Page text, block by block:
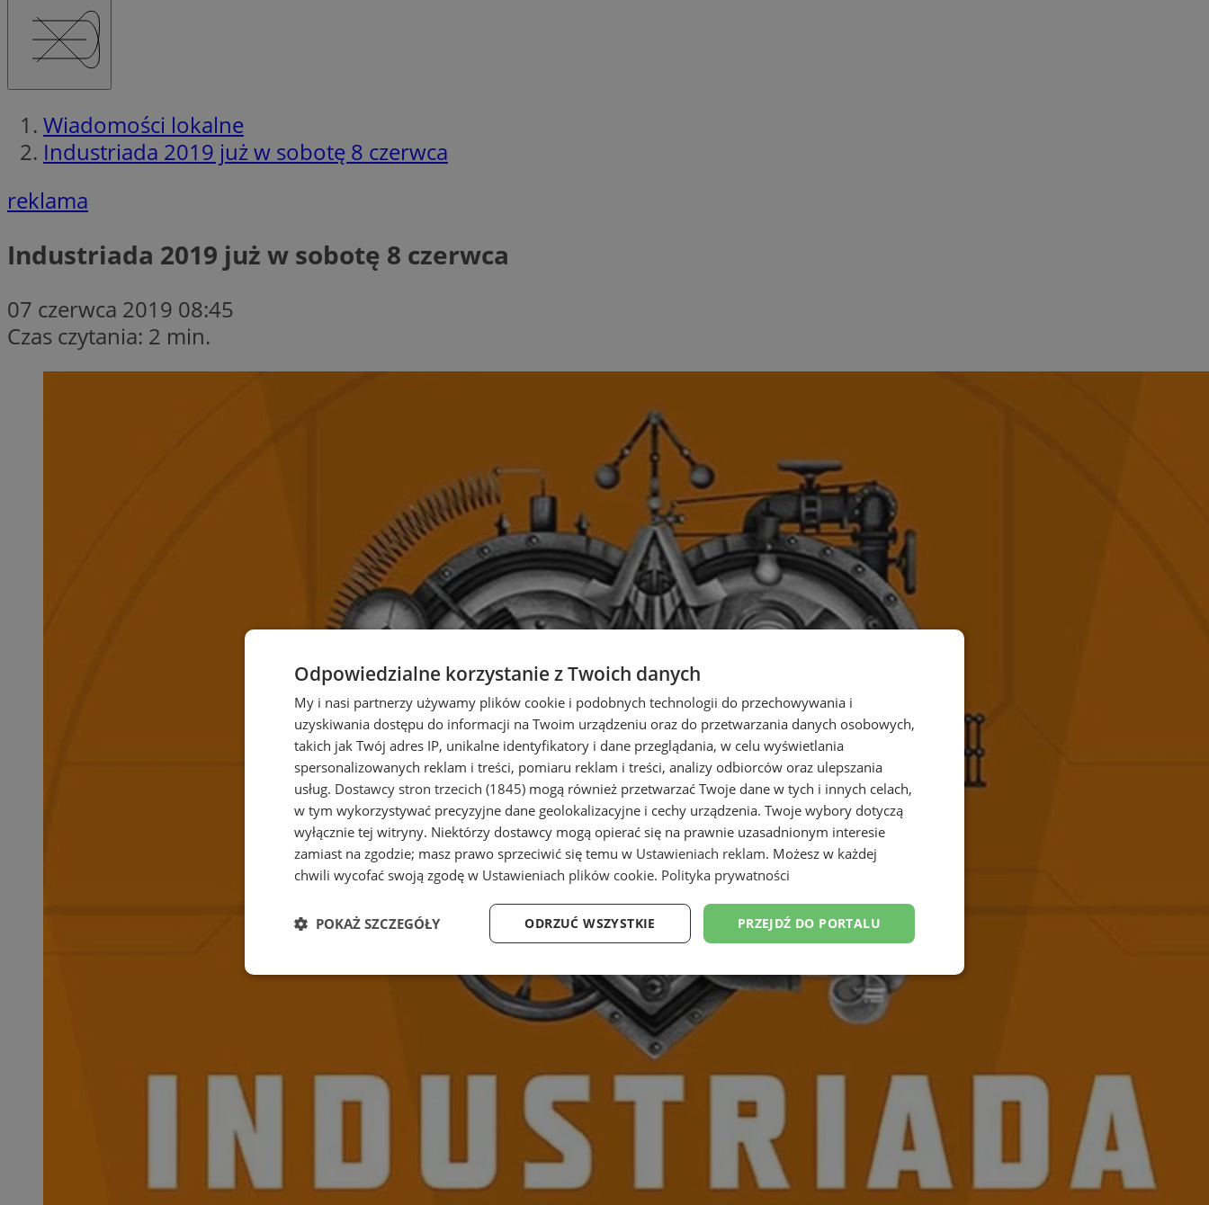
Wiadomości lokalne
Industriada 2019 już w sobotę 8 czerwca
reklama
Industriada 2019 już w sobotę 8 czerwca
07 czerwca 2019 08:45
Czas czytania: 2 min.
Odpowiedzialne korzystanie z Twoich danych
My i nasi partnerzy używamy plików cookie i podobnych technologii do przechowywania i
uzyskiwania dostępu do informacji na Twoim urządzeniu oraz do przetwarzania danych osobowych,
takich jak Twój adres IP, unikalne identyfikatory i dane przeglądania, w celu wyświetlania
spersonalizowanych reklam i treści, pomiaru reklam i treści, analizy odbiorców oraz ulepszania
usług. Dostawcy stron trzecich (1845) mogą również przetwarzać Twoje dane w tych i innych celach,
w tym wykorzystywać precyzyjne dane geolokalizacyjne i cechy urządzenia. Twoje wybory dotyczą
wyłącznie tej witryny. Niektórzy dostawcy mogą opierać się na prawnie uzasadnionym interesie
zamiast na zgodzie; masz prawo sprzeciwić się temu w Ustawieniach reklam. Możesz w każdej
chwili wycofać swoją zgodę w Ustawieniach plików cookie. Polityka prywatności
PRZEJDŹ DO PORTALU
ODRZUĆ WSZYSTKIE
POKAŻ SZCZEGÓŁY
Niezbędne Wydajność Targetowanie Funkcjonalność Niesklasyfikowane
Targetowanie Funkcjonalność Niesklasyfikowane
Niezbędne pliki cookie umożliwiają korzystanie z podstawowych funkcji strony internetowej, takich jak logowanie użytkownika i
zarządzanie kontem. Bez niezbędnych plików cookie nie można prawidłowo korzystać ze strony internetowej.
Nazwa Provider Domena
przechowywania